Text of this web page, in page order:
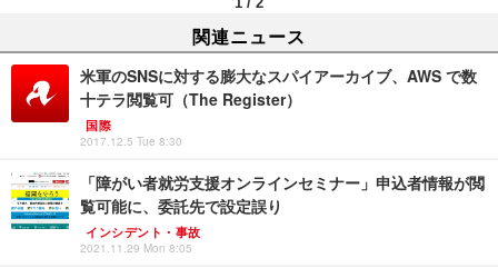
関連ニュース
米軍のSNSに対する膨大なスパイアーカイブ、AWS で数
十テラ閲覧可（The Register）
国際
2017.12.5 Tue 8:30
「障がい者就労支援オンラインセミナー」申込者情報が閲
覧可能に、委託先で設定誤り
インシデント・事故
2021.11.29 Mon 8:05